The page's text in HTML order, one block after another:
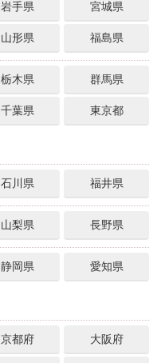
岩手県 宮城県
山形県 福島県
栃木県 群馬県
千葉県 東京都
石川県 福井県
山梨県 長野県
静岡県 愛知県
京都府 大阪府